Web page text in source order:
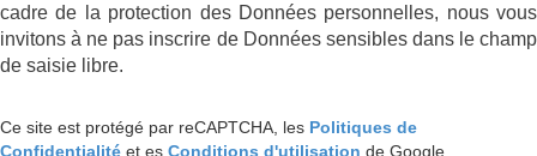
cadre de la protection des Données personnelles, nous vous
invitons à ne pas inscrire de Données sensibles dans le champ
de saisie libre.
Ce site est protégé par reCAPTCHA, les Politiques de
Confidentialité et es Conditions d'utilisation de Google